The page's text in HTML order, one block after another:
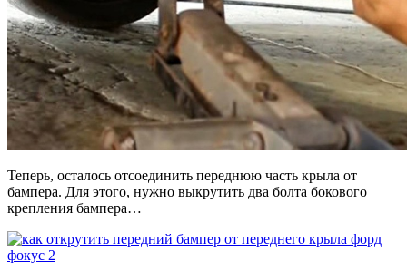
Теперь, осталось отсоединить переднюю часть крыла от
бампера. Для этого, нужно выкрутить два болта бокового
крепления бампера…